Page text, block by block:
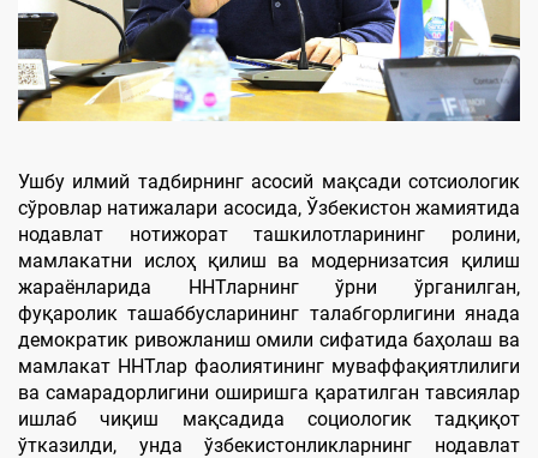
Ушбу илмий тадбирнинг асосий мақсади сотсиологик
сўровлар натижалари асосида, Ўзбекистон жамиятида
нодавлат нотижорат ташкилотларининг ролини,
мамлакатни ислоҳ қилиш ва модернизатсия қилиш
жараёнларида ННТларнинг ўрни ўрганилган,
фуқаролик ташаббусларининг талабгорлигини янада
демократик ривожланиш омили сифатида баҳолаш ва
мамлакат ННТлар фаолиятининг муваффақиятлилиги
ва самарадорлигини оширишга қаратилган тавсиялар
ишлаб чиқиш мақсадида социологик тадқиқот
ўтказилди, унда ўзбекистонликларнинг нодавлат